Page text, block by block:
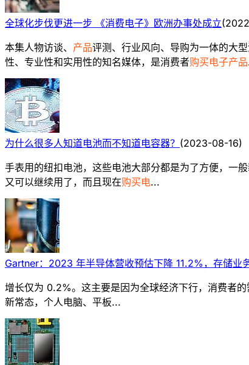
全球化步伐更进一步 《消费电子》欧洲办事处成立(
本集人物访谈、 产品评测、行业风向、导购为一体的大
性、专业性和实用性的知名媒体，是消费者购买电子产品
为什么很多人知道电池而不知道电容器？ (2023-08-16)
手表用的纽扣电池，这些电池大部分都是为了方便，一
又可以继续用了，而且现在购买电...
Gartner：2023 年半导体营收预估下降 11.2%，存储业
增长仅为 0.2%。这主要是因为全球经济下行，消费者
新常态，个人电脑、平板...